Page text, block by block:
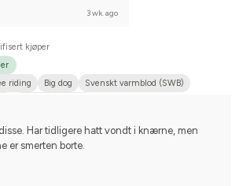
3 wk. ago
kjøper
riding Big dog
Svenskt varmblod (SWB)
Har tidligere hatt vondt i knærne, men
er smerten borte.